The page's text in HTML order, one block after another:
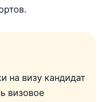
на визу кандидат
визовое